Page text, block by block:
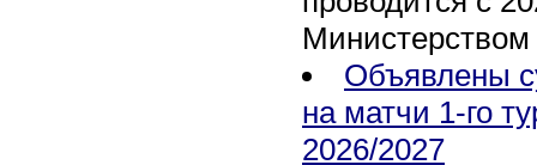
Министерством
Объявлены
на матчи 1-го
2026/2027